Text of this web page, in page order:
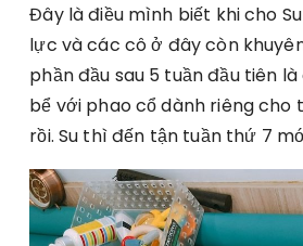
Đây là điều mình biết khi cho
lực và các cô ở đây còn
phần đầu sau 5 tuần đầu tiên
bể với phao cổ dành riêng cho
rồi. Su thì đến tận tuần thứ 7